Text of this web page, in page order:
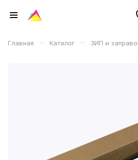
Главная – Каталог – ЗИП и